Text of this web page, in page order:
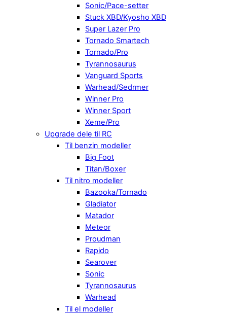
Sonic/Pace-setter
Stuck XBD/Kyosho XBD
Super Lazer Pro
Tornado Smartech
Tornado/Pro
Tyrannosaurus
Vanguard Sports
Warhead/Sedrmer
Winner Pro
Winner Sport
Xeme/Pro
Upgrade dele til RC
Til benzin modeller
Big Foot
Titan/Boxer
Til nitro modeller
Bazooka/Tornado
Gladiator
Matador
Meteor
Proudman
Rapido
Searover
Sonic
Tyrannosaurus
Warhead
Til el modeller